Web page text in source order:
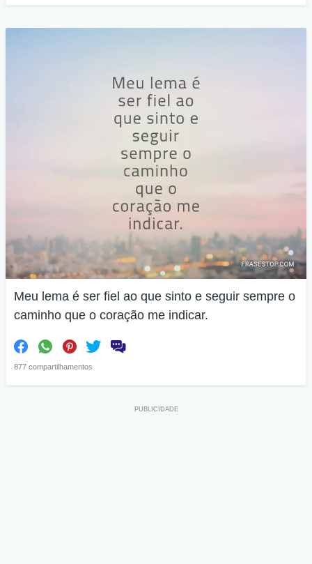
Meu lema é ser fiel ao que sinto e seguir sempre o
caminho que o coração me indicar.
877 compartilhamentos